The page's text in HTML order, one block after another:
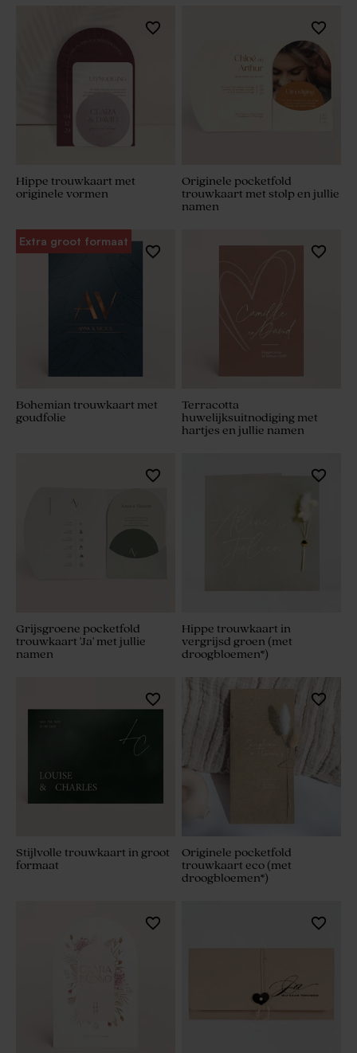
Hippe trouwkaart met
originele vormen
Originele pocketfold
trouwkaart met stolp en jullie
namen
Extra groot formaat
Bohemian trouwkaart met
goudfolie
Terracotta
huwelijksuitnodiging met
hartjes en jullie namen
Grijsgroene pocketfold
trouwkaart 'Ja' met jullie
namen
Hippe trouwkaart in
vergrijsd groen (met
droogbloemen*)
Stijlvolle trouwkaart in groot
formaat
Originele pocketfold
trouwkaart eco (met
droogbloemen*)